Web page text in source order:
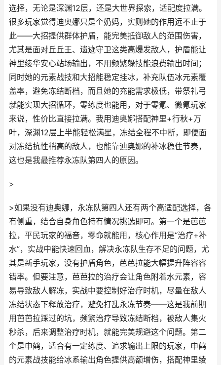
选择，无论是深渊12层，还是大世界探索，适配度拉满。
很多玩家觉得迪奥娜只是个奶妈，实则她的作用远不止于
此——大招提供群体护盾，能完美抵御敌人的范围伤害，
尤其是面对丘丘王、遗迹守卫这类高爆发敌人，护盾能让
神里绫华安心站场输出，不用频繁躲技能浪费输出时间；
同时她的元素战技和大招能稳定挂冰，补充队伍冰元素覆
盖率，避免冻结断档，而且她的充能需求极低，带祭礼弓
就能实现大招循环，零练度也能用，对于零氪、微氪玩家
来说，性价比直接拉满。我用迪奥娜搭配神里+行秋+万
叶，深渊12层上半能轻松满星，冻结全程不中断，即便面
对冻结抗性稍高的敌人，也能靠迪奥娜的补冰稳住节奏，
这也是我最推荐永冻队第四人的原因。
>
>如果没有迪奥娜，永冻队第四人还有两个高适配选择，各
有侧重，结合自身角色持有情况挑选即可。第一个是芭芭
拉，平民玩家的福音，零命就能用，核心作用是“治疗+补
水”，实战中能快速回血，解决永冻队生存不足的问题，尤
其是新手玩家，没有护盾角色，芭芭拉能大幅提升阵容容
错率。但要注意，芭芭拉的治疗会让角色附着水元素，容
易导致敌人解冻，实战中要控制好治疗时机，尽量在敌人
冻结状态下释放治疗，避免打乱永冻节奏——这是我前期
用芭芭拉踩过的坑，频繁治疗导致冻结断档，被敌人集火
秒杀，后来调整治疗时机，就能完美规避这个问题。第二
个是申鹤，适合有一定练度、追求输出上限的玩家，申鹤
的元素战技能给冰系输出角色提供高额增伤，搭配神里绫